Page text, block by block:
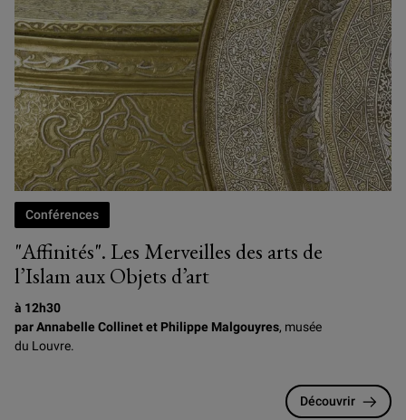
"Affinités". Les Merveilles des arts de
l’Islam aux Objets d’art
Conférences
à 12h30
par Annabelle Collinet et Philippe Malgouyres, musée
du Louvre.
Découvrir